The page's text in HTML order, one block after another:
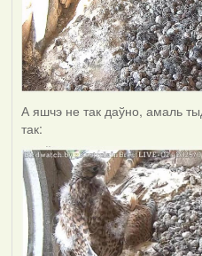
А яшчэ не так даўно, амаль
так: